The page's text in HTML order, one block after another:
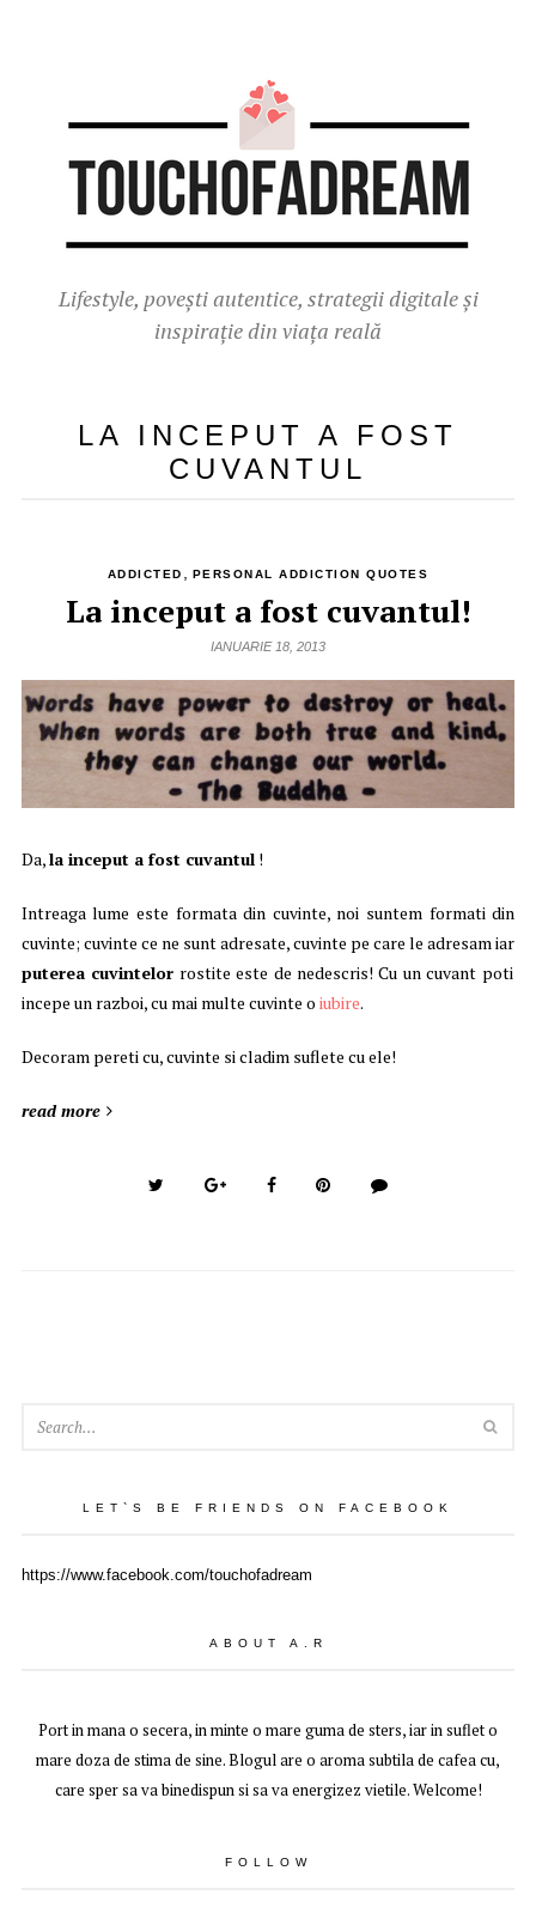
Lifestyle, povești autentice, strategii digitale și
inspirație din viața reală
LA INCEPUT A FOST
CUVANTUL
ADDICTED PERSONAL ADDICTION QUOTES
La inceput a fost cuvantul!
IANUARIE 18, 2013
Da,la inceput a fost cuvantul!
Intreaga lume este formata din cuvinte, noi suntem formati din
cuvinte; cuvinte ce ne sunt adresate, cuvinte pe care le adresam iar
puterea cuvintelor rostite este de nedescris! Cu un cuvant poti
incepe un razboi, cu mai multe cuvinte o iubire.
Decoram pereti cu, cuvinte si cladim suflete cu ele!
read more
LET`S BE FRIENDS ON FACEBOOK
https://www.facebook.com/touchofadream
ABOUT A.R
Port in mana o secera, in minte o mare guma de sters, iar in suflet o
mare doza de stima de sine. Blogul are o aroma subtila de cafea cu,
care sper sa va binedispun si sa va energizez vietile. Welcome!
FOLLOW